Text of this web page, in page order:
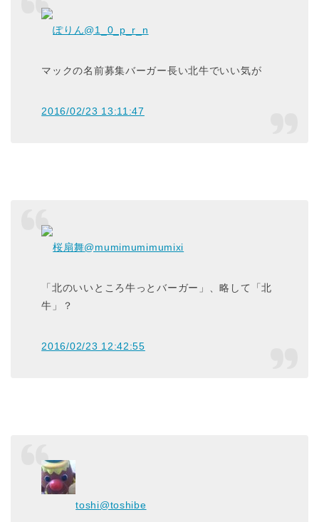
ぽりん@1_0_p_r_n
マックの名前募集バーガー長い北牛でいい気が
2016/02/23 13:11:47
桜扇舞@mumimumimumixi
「北のいいところ牛っとバーガー」、略して「北
牛」？
2016/02/23 12:42:55
toshi@toshibe